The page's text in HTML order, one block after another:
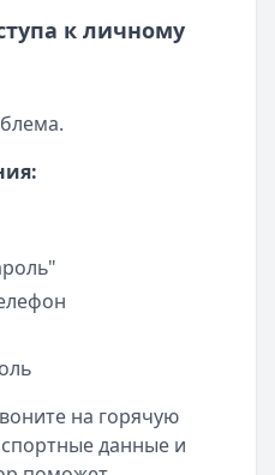
к личному
на горячую
данные и